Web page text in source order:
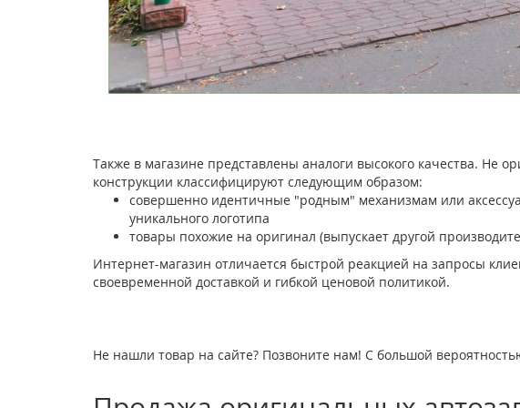
Также в магазине представлены аналоги высокого качества. Не
конструкции классифицируют следующим образом:
совершенно идентичные "родным" механизмам или
уникального логотипа
товары похожие на оригинал (выпускает другой
Интернет-магазин отличается быстрой реакцией на запросы
своевременной доставкой и гибкой ценовой политикой.
Не нашли товар на сайте? Позвоните нам! С большой